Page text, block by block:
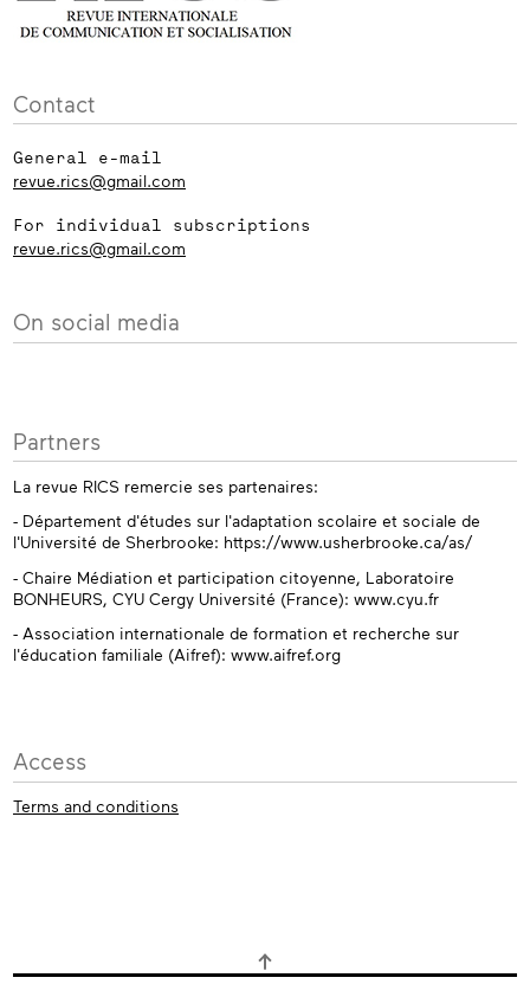
Contact
General e-mail
revue.rics@gmail.com
For individual subscriptions
revue.rics@gmail.com
On social media
Partners
La revue RICS remercie ses partenaires:
- Département d'études sur l'adaptation scolaire et sociale de
l'Université de Sherbrooke: https://www.usherbrooke.ca/as/
- Chaire Médiation et participation citoyenne, Laboratoire
BONHEURS, CYU Cergy Université (France): www.cyu.fr
- Association internationale de formation et recherche sur
l'éducation familiale (Aifref): www.aifref.org
Access
Terms and conditions